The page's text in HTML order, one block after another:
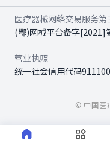
医疗器械网络交易服务
(鄂)网械平台备字[2021]
营业执照
统一社会信用代码
© 中国医